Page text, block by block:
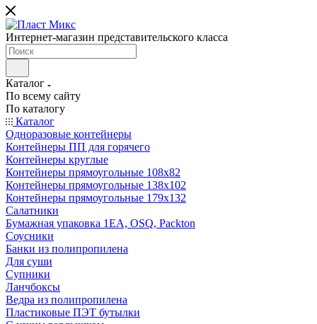
Интернет-магазин представительского класса
Каталог
По всему сайту
По каталогу
Каталог
Одноразовые контейнеры
Контейнеры ПП для горячего
Контейнеры круглые
Контейнеры прямоугольные 108х82
Контейнеры прямоугольные 138х102
Контейнеры прямоугольные 179х132
Салатники
Бумажная упаковка 1ЕА, OSQ, Packton
Соусники
Банки из полипропилена
Для суши
Супники
Ланчбоксы
Ведра из полипропилена
Пластиковые ПЭТ бутылки